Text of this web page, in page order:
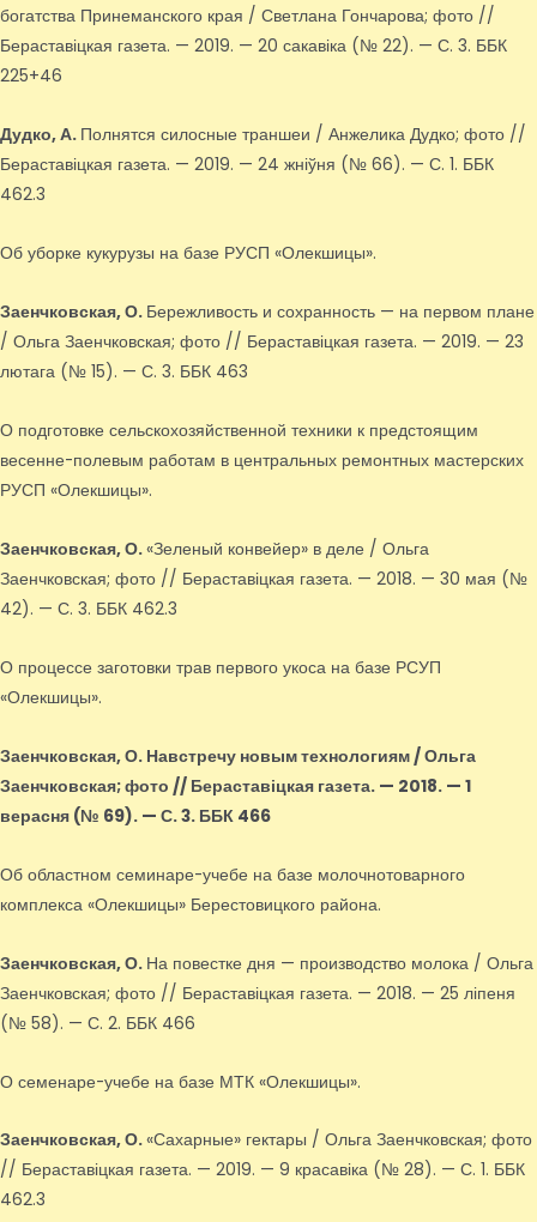
богатства Принеманского края / Светлана Гончарова; фото //
Бераставіцкая газета. — 2019. — 20 сакавіка (№ 22). — С. 3. ББК
225+46
Дудко, А. Полнятся силосные траншеи / Анжелика Дудко; фото //
Бераставіцкая газета. — 2019. — 24 жніўня (№ 66). — С. 1. ББК
462.3
Об уборке кукурузы на базе РУСП «Олекшицы».
Заенчковская, О. Бережливость и сохранность — на первом плане
/ Ольга Заенчковская; фото // Бераставіцкая газета. — 2019. — 23
лютага (№ 15). — С. 3. ББК 463
О подготовке сельскохозяйственной техники к предстоящим
весенне-полевым работам в центральных ремонтных мастерских
РУСП «Олекшицы».
Заенчковская, О.«Зеленый конвейер» в деле / Ольга
Заенчковская; фото // Бераставіцкая газета. — 2018. — 30 мая (№
42). — С. 3. ББК 462.3
О процессе заготовки трав первого укоса на базе РСУП
«Олекшицы».
Заенчковская, О. Навстречу новым технологиям / Ольга
Заенчковская; фото // Бераставіцкая газета. — 2018. — 1
верасня (№ 69). — С. 3. ББК 466
Об областном семинаре-учебе на базе молочнотоварного
комплекса «Олекшицы» Берестовицкого района.
Заенчковская, О. На повестке дня — производство молока / Ольга
Заенчковская; фото // Бераставіцкая газета. — 2018. — 25 ліпеня
(№ 58). — С. 2. ББК 466
О семенаре-учебе на базе МТК «Олекшицы».
Заенчковская, О.«Сахарные» гектары / Ольга Заенчковская; фото
// Бераставіцкая газета. — 2019. — 9 красавіка (№ 28). — С. 1. ББК
462.3